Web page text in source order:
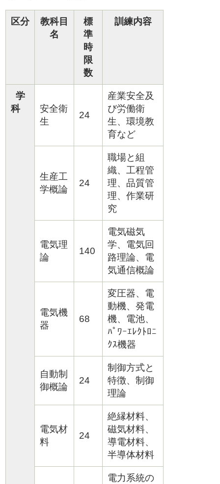
区分
教科目
名
標
準
時
限
数
訓練内容
学
科
安全衛
生
24
産業安全及
び労働衛
生、環境教
育など
生産工
学概論
24
職場と組
織、工程管
理、品質管
理、作業研
究
電気理
論
140
電気磁気
学、電気回
路理論、電
気通信概論
電気機
器
68
変圧器、電
動機、発電
機、電池、
ﾊﾟﾜｰｴﾚｸﾄﾛﾆ
ｸｽ機器
自動制
御概論
24
制御方式と
特徴、制御
理論
電気材
料
24
絶縁材料、
磁気材料、
導電材料、
半導体材料
電力系統の